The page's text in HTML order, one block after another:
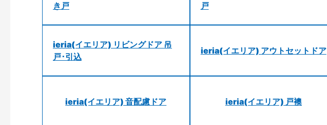
き戸
戸
ieria(イエリア) リビングドア 吊
戸･引込
ieria(イエリア) アウトセットドア
ieria(イエリア) 音配慮ドア ieria(イエリア) 戸襖